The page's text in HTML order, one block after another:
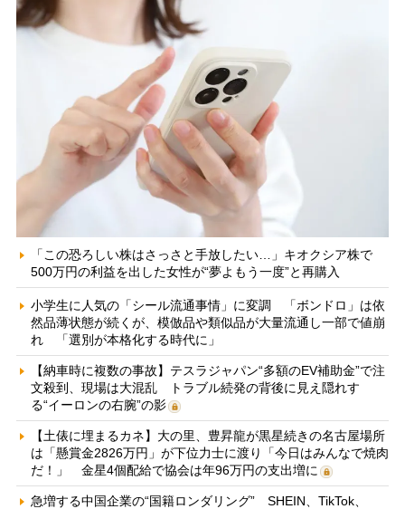
「この恐ろしい株はさっさと手放したい…」キオクシア株で
500万円の利益を出した女性が“夢よもう一度”と再購入
小学生に人気の「シール流通事情」に変調 「ボンドロ」は依
然品薄状態が続くが、模倣品や類似品が大量流通し一部で値崩
れ 「選別が本格化する時代に」
【納車時に複数の事故】テスラジャパン“多額のEV補助金”で注
文殺到、現場は大混乱 トラブル続発の背後に見え隠れす
る“イーロンの右腕”の影
【土俵に埋まるカネ】大の里、豊昇龍が黒星続きの名古屋場所
は「懸賞金2826万円」が下位力士に渡り「今日はみんなで焼肉
だ！」 金星4個配給で協会は年96万円の支出増に
急増する中国企業の“国籍ロンダリング” SHEIN、TikTok、